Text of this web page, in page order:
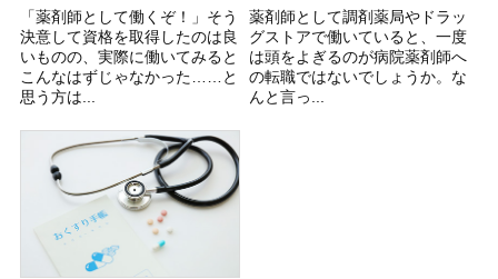
「薬剤師として働くぞ！」そう
決意して資格を取得したのは良
いものの、実際に働いてみると
こんなはずじゃなかった……と
思う方は...
薬剤師として調剤薬局やドラッ
グストアで働いていると、一度
は頭をよぎるのが病院薬剤師へ
の転職ではないでしょうか。な
んと言っ...